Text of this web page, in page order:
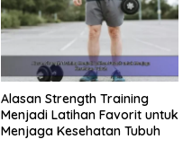
Alasan Strength Training
Menjadi Latihan Favorit untuk
Menjaga Kesehatan Tubuh